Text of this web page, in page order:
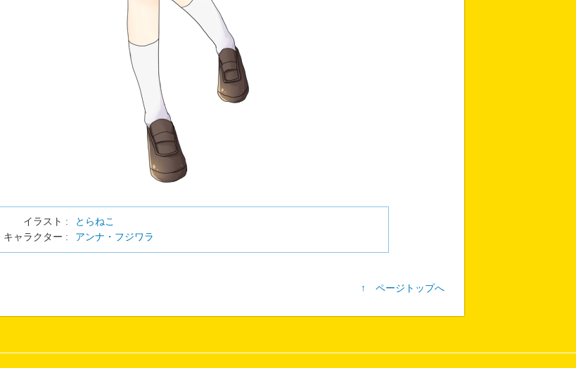
イラスト :
とらねこ
キャラクター :
アンナ・フジワラ
↑ ページトップへ